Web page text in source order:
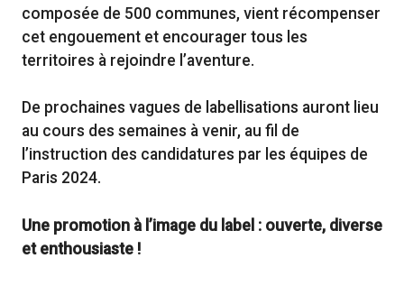
composée de 500 communes, vient récompenser
cet engouement et encourager tous les
territoires à rejoindre l’aventure.
De prochaines vagues de labellisations auront lieu
au cours des semaines à venir, au fil de
l’instruction des candidatures par les équipes de
Paris 2024.
Une promotion à l’image du label : ouverte, diverse
et enthousiaste !